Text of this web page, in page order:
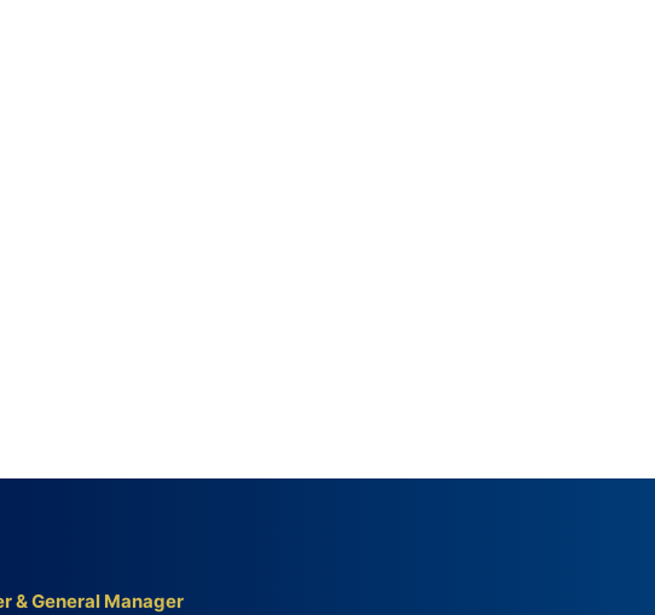
& General Manager